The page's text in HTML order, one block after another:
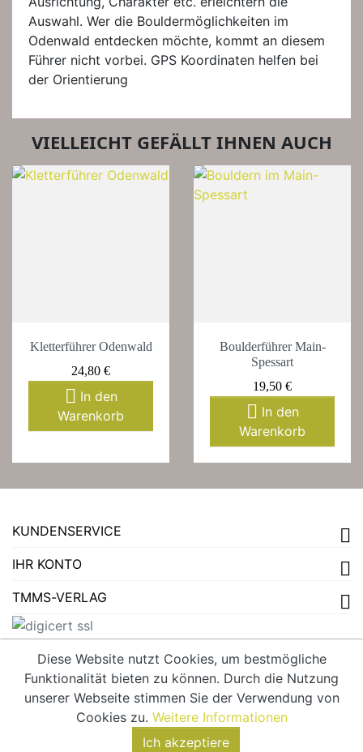
Auswahl. Wer die Bouldermöglichkeiten im
Odenwald entdecken möchte, kommt an diesem
Führer nicht vorbei. GPS Koordinaten helfen bei
der Orientierung
VIELLEICHT GEFÄLLT IHNEN AUCH
Kletterführer Odenwald
Preis
24,80 €

Warenkorb
Boulderführer Main-
Spessart
Preis
19,50 €

Warenkorb
KUNDENSERVICE
IHR KONTO
TMMS-VERLAG
VERTRAG WIDERRUFEN
© 2026 - tmms-verlag
Diese Website nutzt Cookies, um bestmögliche
Funktionalität bieten zu können. Durch die Nutzung
unserer Webseite stimmen Sie der Verwendung von
Cookies zu. Weitere Informationen
Ich akzeptiere